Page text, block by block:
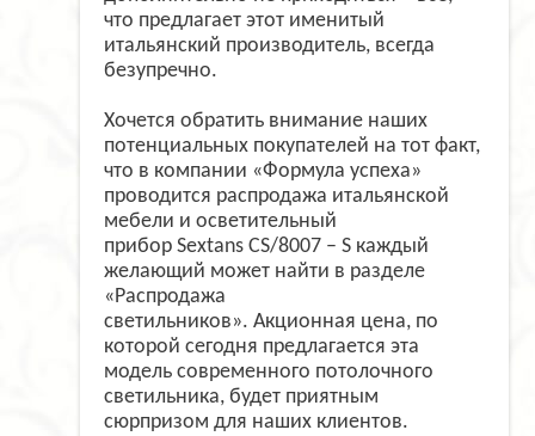
что предлагает этот именитый
итальянский производитель, всегда
безупречно.
Хочется обратить внимание наших
потенциальных покупателей на тот факт,
что в компании «Формула успеха»
проводится распродажа итальянской
мебели и осветительный
прибор Sextans CS/8007 – S каждый
желающий может найти в разделе
«Распродажа
светильников». Акционная цена, по
которой сегодня предлагается эта
модель современного потолочного
светильника, будет приятным
сюрпризом для наших клиентов.